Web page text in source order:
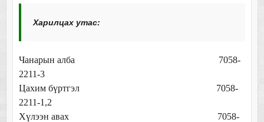
Харилцах утас:
Чанарын алба 7058-
2211-3
Цахим бүртгэл 7058-
2211-1,2
Хүлээн авах 7058-